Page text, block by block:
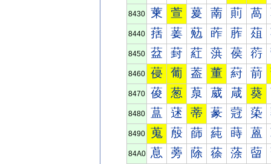
8430 萰 萱 萲 萳 萴 萵
8440 葀 葁 葂 葃 葄 葅
8450 葐 葑 葒 葓 葔 葕
8460 葠 葡 葢 董 葤 葥
8470 葰 葱 葲 葳 葴 葵
8480 蒀 蒁 蒂 蒃 蒄 蒅
8490 蒐 蒑 蒒 蒓 蒔 蒕
84A0 蒠 蒡 蒢 蒣 蒤 蒥